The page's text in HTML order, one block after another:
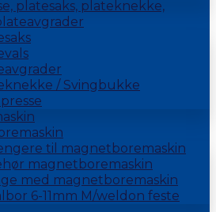
platesaks, plateknekke,
/ Svingbukke
til magnetboremaskin
magnetboremaskin
med magnetboremaskin
6-11mm M/weldon feste